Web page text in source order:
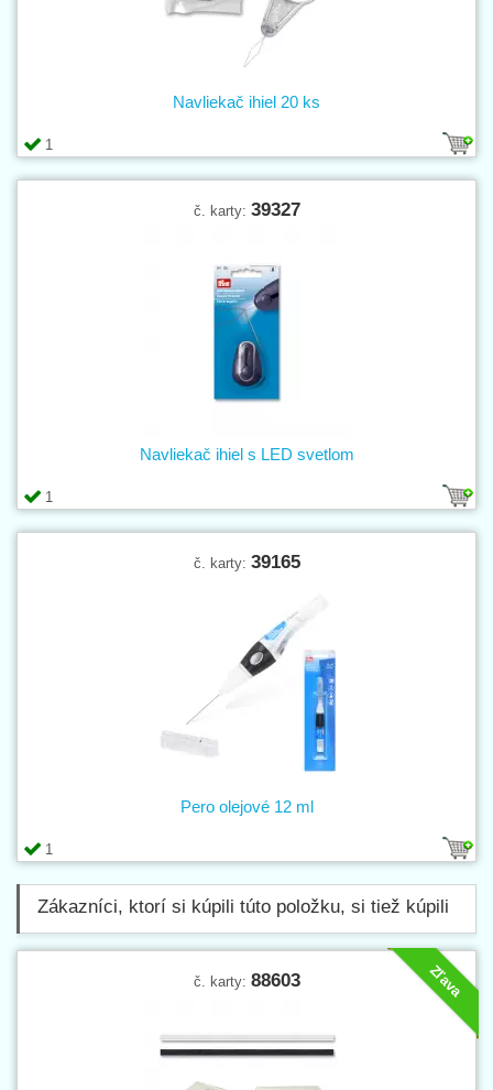
1
Navliekač ihiel 20 ks
č. karty: 39327
1
Navliekač ihiel s LED svetlom
č. karty: 39165
1
Pero olejové 12 ml
Zákazníci, ktorí si kúpili túto položku, si tiež kúpili
Zľava
č. karty: 88603